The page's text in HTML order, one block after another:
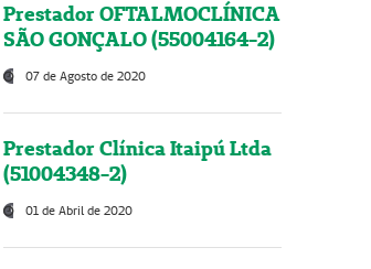
Prestador OFTALMOCLÍNICA
SÃO GONÇALO (55004164-2)
07 de Agosto de 2020
Prestador Clínica Itaipú Ltda
(51004348-2)
01 de Abril de 2020